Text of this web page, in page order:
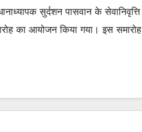
सुर्दशन पासवान के सेवानिवृत्ति
का आयोजन किया गया। इस समारोह